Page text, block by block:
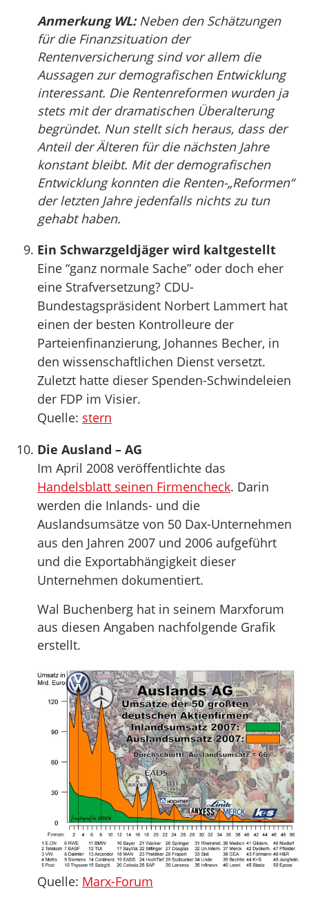
Anmerkung WL:Neben den Schätzungen
für die Finanzsituation der
Rentenversicherung sind vor allem die
Aussagen zur demografischen Entwicklung
interessant. Die Rentenreformen wurden ja
stets mit der dramatischen Überalterung
begründet. Nun stellt sich heraus, dass der
Anteil der Älteren für die nächsten Jahre
konstant bleibt. Mit der demografischen
Entwicklung konnten die Renten-„Reformen“
der letzten Jahre jedenfalls nichts zu tun
gehabt haben.
Ein Schwarzgeldjäger wird kaltgestellt
Eine “ganz normale Sache” oder doch eher
eine Strafversetzung? CDU-
Bundestagspräsident Norbert Lammert hat
einen der besten Kontrolleure der
Parteienfinanzierung, Johannes Becher, in
den wissenschaftlichen Dienst versetzt.
Zuletzt hatte dieser Spenden-Schwindeleien
der FDP im Visier.
Quelle: stern
Die Ausland – AG
Im April 2008 veröffentlichte das
Handelsblatt seinen Firmencheck. Darin
werden die Inlands- und die
Auslandsumsätze von 50 Dax-Unternehmen
aus den Jahren 2007 und 2006 aufgeführt
und die Exportabhängigkeit dieser
Unternehmen dokumentiert.
Wal Buchenberg hat in seinem Marxforum
aus diesen Angaben nachfolgende Grafik
erstellt.
Quelle: Marx-Forum